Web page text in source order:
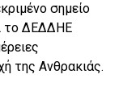
σημείο
το ΔΕΔΔΗΕ
της Ανθρακιάς.